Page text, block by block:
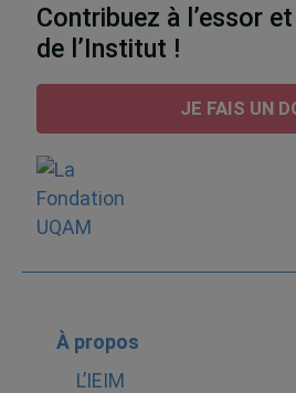
Contribuez à l’essor
de l’Institut !
JE FAIS UN
À propos
L’IEIM